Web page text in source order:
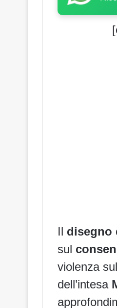
Il disegno
sul
violenza
dell’intesa